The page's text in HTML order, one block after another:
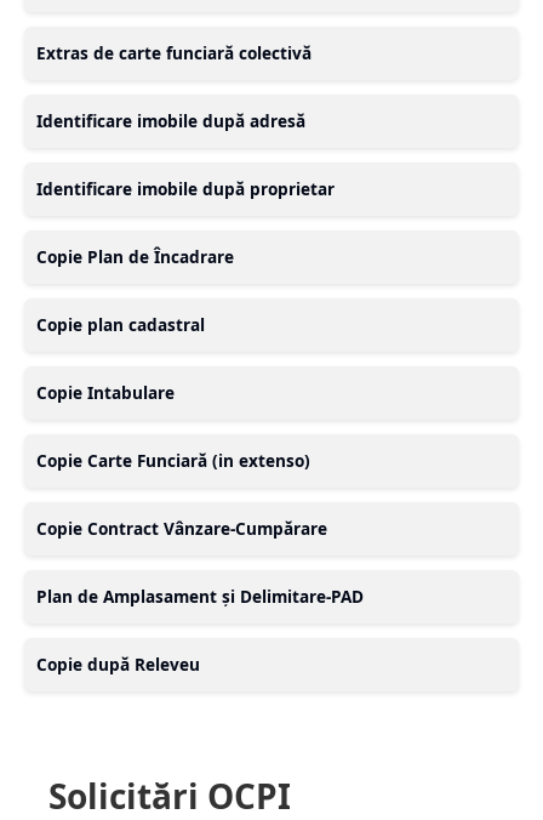
Extras de carte funciară colectivă
Identificare imobile după adresă
Identificare imobile după proprietar
Copie Plan de Încadrare
Copie plan cadastral
Copie Intabulare
Copie Carte Funciară (in extenso)
Copie Contract Vânzare-Cumpărare
Plan de Amplasament și Delimitare-PAD
Copie după Releveu
Solicitări OCPI